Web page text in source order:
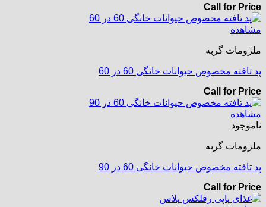
Call for Price
مشاهده
ملزومات گربه
پد تافته مخصوص حیوانات خانگی 60 در 60
Call for Price
مشاهده
ناموجود
ملزومات گربه
پد تافته مخصوص حیوانات خانگی 60 در 90
Call for Price